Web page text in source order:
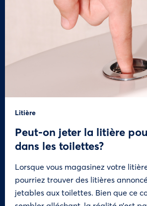
Litière
Peut-on jeter la litière
dans les toilettes?
Lorsque vous magasinez votre
pourriez trouver des litières
jetables aux toilettes. Bien que ce